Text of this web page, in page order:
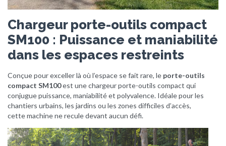
Chargeur porte-outils compact
SM100 : Puissance et maniabilité
dans les espaces restreints
Conçue pour exceller là où l’espace se fait rare, le porte-outils
compact SM100est une chargeur porte-outils compact qui
conjugue puissance, maniabilité et polyvalence. Idéale pour les
chantiers urbains, les jardins ou les zones difficiles d’accès,
cette machine ne recule devant aucun défi.